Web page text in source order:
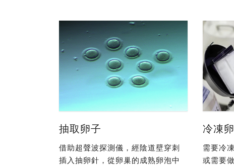
抽取卵子
借助超聲波探測儀，經陰道壁穿刺
插入抽卵針，從卵巢的成熟卵泡中
冷凍
需要冷
或需要